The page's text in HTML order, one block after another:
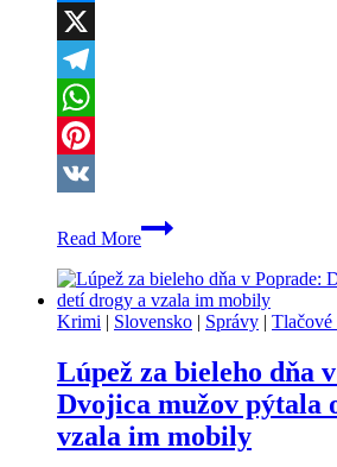
Messenger
X
Telegram
WhatsApp
Pinterest
Read More
Zdravotné
poisťovne
a
Union
sa
Čo
to
znamená
pre
poistencov?
Krimi | Slovensko | Správy | Tlačové
Lúpež za bieleho dňa
Dvojica mužov pýtala
vzala im mobily